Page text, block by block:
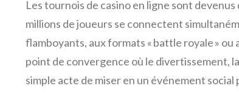
Les tournois de casino en ligne sont
millions de joueurs se connectent
flamboyants, aux formats « battle royale »
point de convergence où le divertissement,
simple acte de miser en un événement social